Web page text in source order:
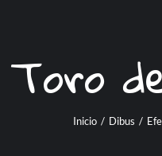
Toro
Inicio / Dibus /